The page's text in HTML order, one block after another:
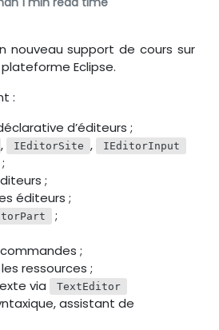
nouveau support de cours sur
Eclipse.
:
d’éditeurs ;
, IEditorSite , IEditorInput
;
éditeurs ;
;
;
ressources ;
via
TextEditor
assistant de